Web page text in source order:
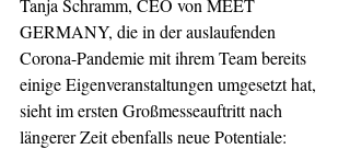
GERMANY, die in der auslaufenden
Corona-Pandemie mit ihrem Team bereits
einige Eigenveranstaltungen umgesetzt hat,
sieht im ersten Großmesseauftritt nach
längerer Zeit ebenfalls neue Potentiale: